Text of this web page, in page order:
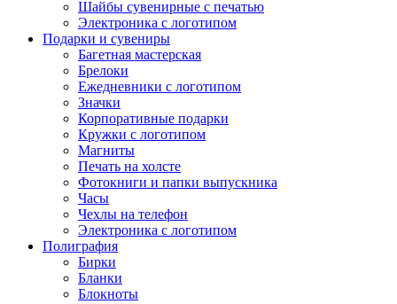
Шайбы сувенирные с печатью
Электроника с логотипом
Подарки и сувениры
Багетная мастерская
Брелоки
Ежедневники с логотипом
Значки
Корпоративные подарки
Кружки с логотипом
Магниты
Печать на холсте
Фотокниги и папки выпускника
Часы
Чехлы на телефон
Электроника с логотипом
Полиграфия
Бирки
Бланки
Блокноты